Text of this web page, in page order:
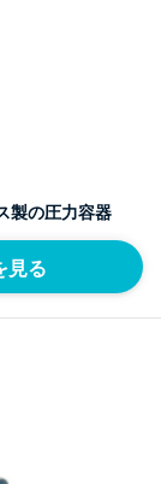
製の圧力容器
見る